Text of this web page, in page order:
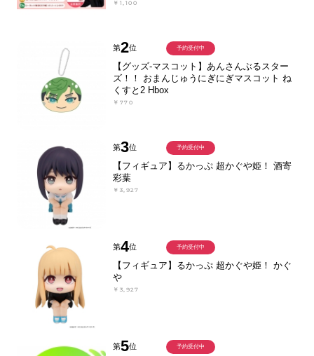
￥1,100
第2位
【グッズ-マスコット】あんさんぶるスター
ズ！！ おまんじゅうにぎにぎマスコット ね
くすと2 Hbox
￥770
予約受付中
第3位
【フィギュア】るかっぷ 超かぐや姫！ 酒寄
彩葉
￥3,927
予約受付中
第4位
【フィギュア】るかっぷ 超かぐや姫！ かぐ
や
￥3,927
予約受付中
第5位 予約受付中